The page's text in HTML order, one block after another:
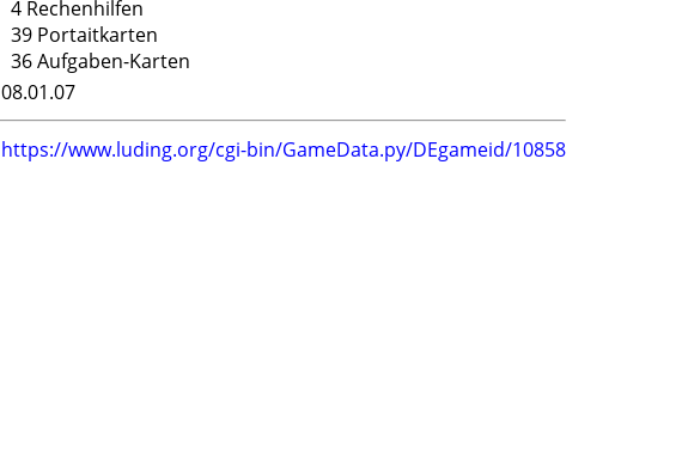
4 Rechenhilfen
39 Portaitkarten
36 Aufgaben-Karten
08.01.07
https://www.luding.org/cgi-bin/GameData.py/DEgameid/10858